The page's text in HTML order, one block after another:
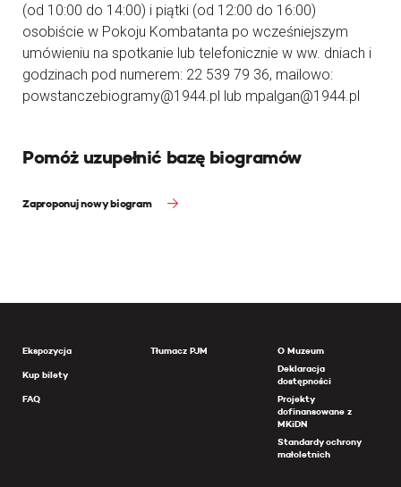
(od 10:00 do 14:00) i piątki (od 12:00 do 16:00)
osobiście w Pokoju Kombatanta po wcześniejszym
umówieniu na spotkanie lub telefonicznie w ww. dniach i
godzinach pod numerem: 22 539 79 36, mailowo:
powstanczebiogramy@1944.pl lub mpalgan@1944.pl
Pomóż uzupełnić bazę biogramów
Zaproponuj nowy biogram
Ekspozycja
Kup bilety
FAQ
Tłumacz PJM
O Muzeum
Deklaracja
dostępności
Projekty
dofinansowane z
MKiDN
Standardy ochrony
małoletnich